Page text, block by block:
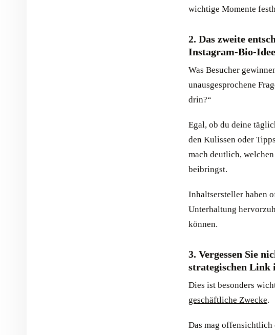
wichtige Momente
2. Das zweite
Instagram-Bio-
Was Besucher
unausgesprochene
drin?“
Egal, ob du deine
den Kulissen oder
mach deutlich,
beibringst.
Inhaltsersteller haben
Unterhaltung
können.
3. Vergessen Sie
strategischen Link
Dies ist besonders
geschäftliche Zwecke.
Das mag offensichtlich